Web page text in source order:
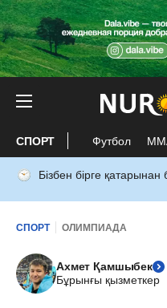
СПОРТ Футбол
Бізбен бірге қатарынан
СПОРТ ОЛИМПИАДА
Ахмет Қамшыбек
Бұрынғы қызметкер